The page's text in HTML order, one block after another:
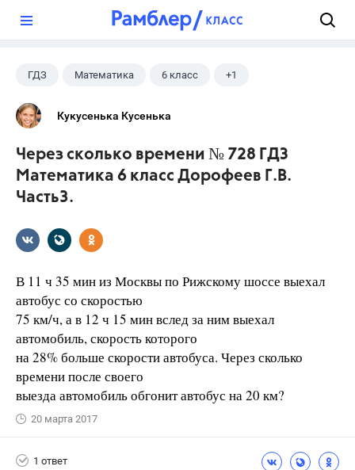
ГДЗ Математика 6 класс +1
Дорофеев Г. В.
Кукусенька Кусенька
Через сколько времени № 728 ГДЗ
Математика 6 класс Дорофеев Г.В.
Часть3.
В 11 ч 35 мин из Москвы по Рижскому шоссе выехал
автобус со скоростью
75 км/ч, а в 12 ч 15 мин вслед за ним выехал
автомобиль, скорость которого
на 28% больше скорости автобуса. Через сколько
времени после своего
выезда автомобиль обгонит автобус на 20 км?
20 марта 2017
1 ответ